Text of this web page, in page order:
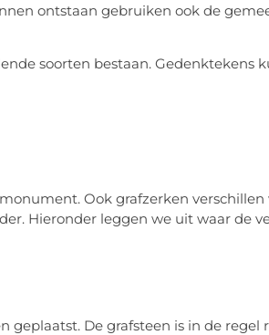
ontstaan gebruiken ook de
soorten bestaan. Gedenktekens
Ook grafzerken
Hieronder leggen we uit waar de
geplaatst. De grafsteen is in de regel